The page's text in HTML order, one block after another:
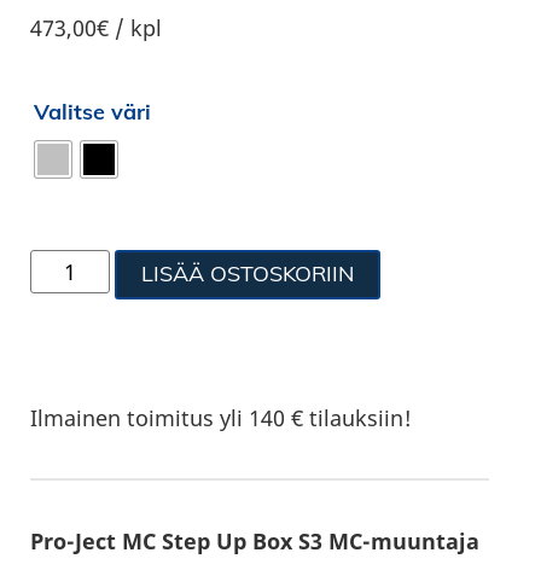
473,00€ / kpl
Valitse väri
LISÄÄ OSTOSKORIIN
Ilmainen toimitus yli 140 € tilauksiin!
Pro-Ject MC Step Up Box S3 MC-muuntaja